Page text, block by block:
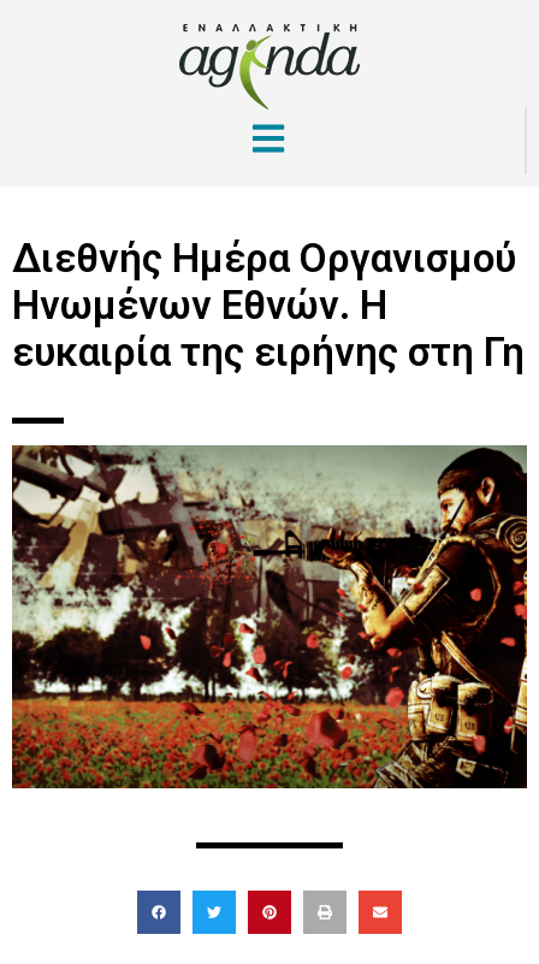
Διεθνής Ημέρα Οργανισμού
Ηνωμένων Εθνών. Η
ευκαιρία της ειρήνης στη Γη